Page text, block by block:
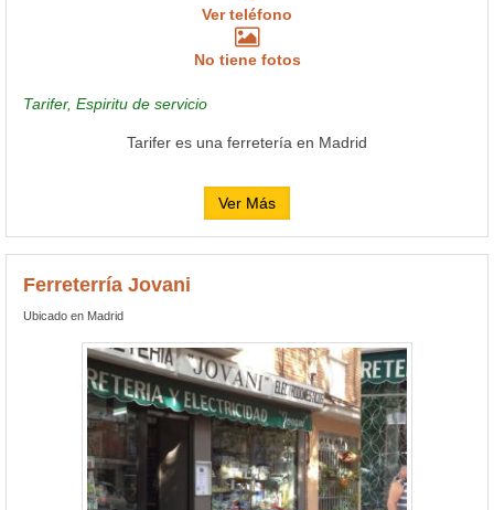
Ver teléfono
No tiene fotos
Tarifer, Espiritu de servicio
Tarifer es una ferretería en Madrid
Ver Más
Ferreterría Jovani
Ubicado en Madrid